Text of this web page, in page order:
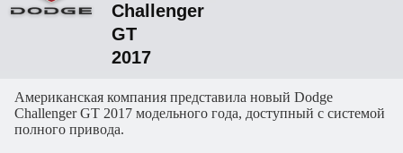
Challenger
GT
2017
Американская компания представила новый Dodge
Challenger GT 2017 модельного года, доступный с системой
полного привода.